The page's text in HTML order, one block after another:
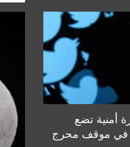
أمنية تضع
في موقف محرج
المرجعية